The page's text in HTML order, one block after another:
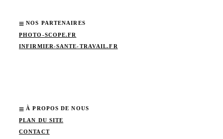
NOS PARTENAIRES
PHOTO-SCOPE.FR
INFIRMIER-SANTE-TRAVAIL.FR
À PROPOS DE NOUS
PLAN DU SITE
CONTACT